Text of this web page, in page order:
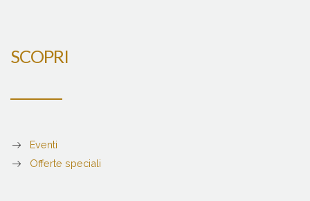
SCOPRI
Eventi
Offerte speciali